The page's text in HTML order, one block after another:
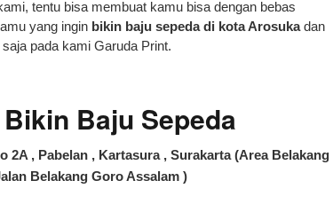
tentu bisa membuat kamu bisa dengan bebas
yang ingin bikin baju sepeda di kota Arosukadan
pada kami Garuda Print.
Baju Sepeda
2A , Pabelan , Kartasura , Surakarta (Area Belakang
Belakang Goro Assalam )